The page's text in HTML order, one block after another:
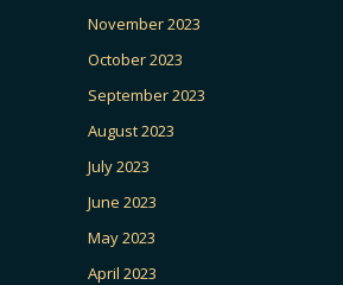
November 2023
October 2023
September 2023
August 2023
July 2023
June 2023
May 2023
April 2023